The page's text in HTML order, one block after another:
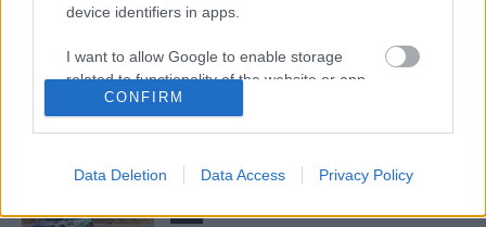
device identifiers in apps.
I want to allow Google to enable storage
related to functionality of the website or app.
related to security, including authentication
CONFIRM
Data Deletion Data Access Privacy Policy
Majer Dániel
FRISS
Suárez nyerte meg az ERC-
szezonnyitó Sierra Morena Rallyt
ERC